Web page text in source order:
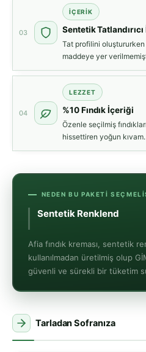
03
İÇERIK
Sentetik
Tat profilini oluştururken
maddeye yer
04
LEZZET
%10 Fındık İçeriği
Özenle seçilmiş
hissettiren yoğun kıvam.
NEDEN BU PAKETI
Sentetik Renklendirici
Afia fındık kreması, sentetik
kullanılmadan üretilmiş olup
güvenli ve sürekli bir tüketim
Tarladan Sofranıza